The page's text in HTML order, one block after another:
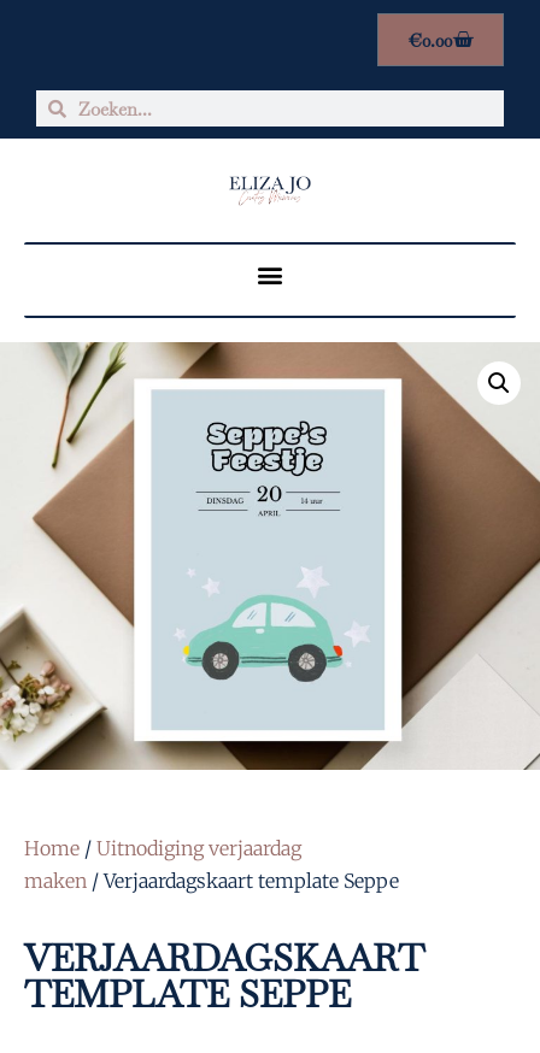
€0.00
Home / Uitnodiging verjaardag
maken / Verjaardagskaart template Seppe
VERJAARDAGSKAART
TEMPLATE SEPPE